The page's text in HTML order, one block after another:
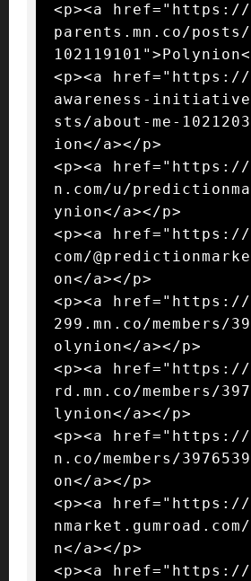
<p><a
parents.mn.co/posts/
<p><a href="https://
awareness-
sts/about-me-
ion</a></p>
<p><a href="https://
n.com/u/
ynion</a></p>
<p><a href="https://
com/
on</a></p>
<p><a href="https://
299.mn.co/members/
olynion</a></p>
<p><a
rd.mn.co/members/
lynion</a></p>
<p><a href="https://
n.co/members/
on</a></p>
<p><a
n</a></p>
<p><a href="https://